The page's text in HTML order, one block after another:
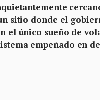
sitio donde el
el único sueño de
empeñado en